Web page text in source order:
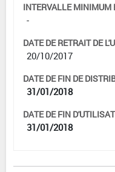
INTERVALLE MINIMUM
-
DATE DE RETRAIT DE
20/10/2017
DATE DE FIN DE
31/01/2018
DATE DE FIN
31/01/2018